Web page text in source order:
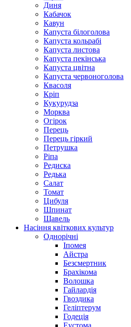
Диня
Кабачок
Кавун
Капуста білоголова
Капуста кольрабі
Капуста листова
Капуста пекінська
Капуста цвітна
Капуста червоноголова
Квасоля
Кріп
Кукурудза
Морква
Огірок
Перець
Перець гіркий
Петрушка
Ріпа
Редиска
Редька
Салат
Томат
Цибуля
Шпинат
Щавель
Насіння квіткових культур
Однорічні
Іпомея
Айстра
Безсмертник
Брахікома
Волошка
Гайлардія
Гвоздика
Геліптерум
Годеція
Еустома